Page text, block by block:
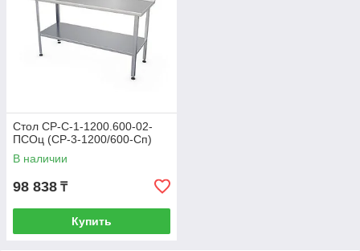
Стол СР-С-1-1200.600-02-
ПСОц (СР-3-1200/600-Сп)
В наличии
98 838 ₸
Купить